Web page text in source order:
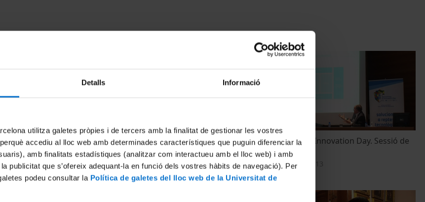
Detalls Informació
utilitza galetes pròpies i de tercers amb la finalitat de gestionar les vostres
accediu al lloc web amb determinades característiques que puguin diferenciar la
amb finalitats estadístiques (analitzar com interactueu amb el lloc web) i amb
publicitat que s’ofereix adequant-la en funció dels vostres hàbits de navegació). Per
podeu consultar la Política de galetes del lloc web de la Universitat de
del Consell
Bosch i Gimpera
Inauguració de la 2a edició del
Networking & Innovation Day
13 novembre, 2014
Networking & Innovation Day. Sessió de
Matí
28 novembre, 2013